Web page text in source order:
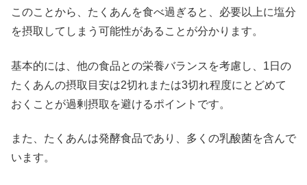
このことから、たくあんを食べ過ぎると、必要以上に塩分
を摂取してしまう可能性があることが分かります。
基本的には、他の食品との栄養バランスを考慮し、1日の
たくあんの摂取目安は2切れまたは3切れ程度にとどめて
おくことが過剰摂取を避けるポイントです。
また、たくあんは発酵食品であり、多くの乳酸菌を含んで
います。